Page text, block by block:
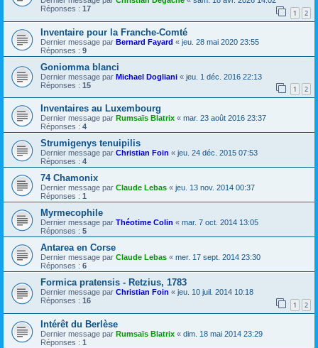
Réponses : 17 1 2
Inventaire pour la Franche-Comté
Dernier message par Bernard Fayard « jeu. 28 mai 2020 23:55
Réponses : 9
Goniomma blanci
Dernier message par Michael Dogliani « jeu. 1 déc. 2016 22:13
Réponses : 15 1 2
Inventaires au Luxembourg
Dernier message par Rumsaïs Blatrix « mar. 23 août 2016 23:37
Réponses : 4
Strumigenys tenuipilis
Dernier message par Christian Foin « jeu. 24 déc. 2015 07:53
Réponses : 4
74 Chamonix
Dernier message par Claude Lebas « jeu. 13 nov. 2014 00:37
Réponses : 1
Myrmecophile
Dernier message par Théotime Colin « mar. 7 oct. 2014 13:05
Réponses : 5
Antarea en Corse
Dernier message par Claude Lebas « mer. 17 sept. 2014 23:30
Réponses : 6
Formica pratensis - Retzius, 1783
Dernier message par Christian Foin « jeu. 10 juil. 2014 10:18
Réponses : 16 1 2
Intérêt du Berlèse
Dernier message par Rumsaïs Blatrix « dim. 18 mai 2014 23:29
Réponses : 1